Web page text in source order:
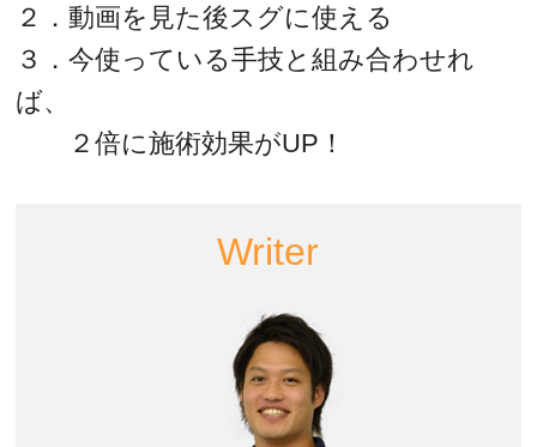
２．動画を見た後スグに使える
３．今使っている手技と組み合わせれ
ば、
２倍に施術効果がUP！
Writer